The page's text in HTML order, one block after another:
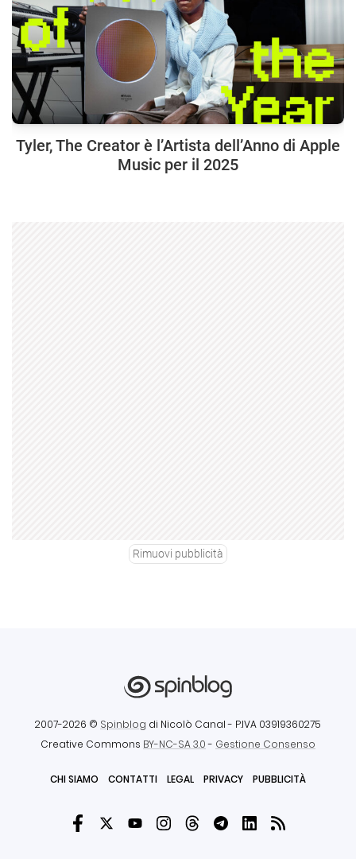
Tyler, The Creator è l’Artista dell’Anno di Apple
Music per il 2025
Rimuovi pubblicità
2007-2026 © Spinblog di Nicolò Canal - P.IVA 03919360275
Creative Commons BY-NC-SA 3.0- Gestione Consenso
CHI SIAMO CONTATTI LEGAL PRIVACY PUBBLICITÀ